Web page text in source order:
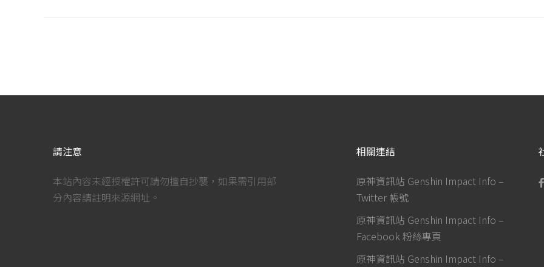
請注意
本站內容未經授權許可請勿擅自抄襲，如果需引用部
分內容請註明來源網址。
相關連結
原神資訊站 Genshin Impact Info –
Twitter 帳號
原神資訊站 Genshin Impact Info –
Facebook 粉絲專頁
原神資訊站 Genshin Impact Info –